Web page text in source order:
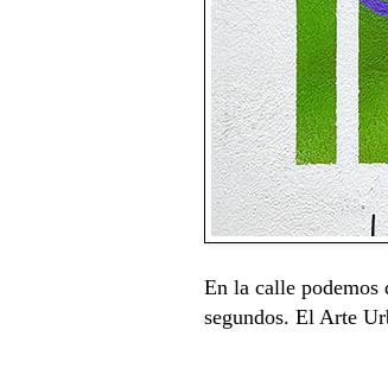
En la calle podemos
segundos. El Arte